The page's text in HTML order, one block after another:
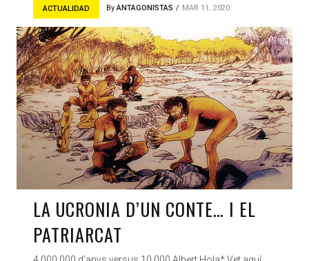
ACTUALIDAD ByANTAGONISTAS MAR 11, 2020
LA UCRONIA D’UN CONTE… I EL
PATRIARCAT